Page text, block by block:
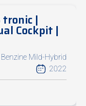
tronic |
Cockpit |
Benzine Mild-Hybrid
2022